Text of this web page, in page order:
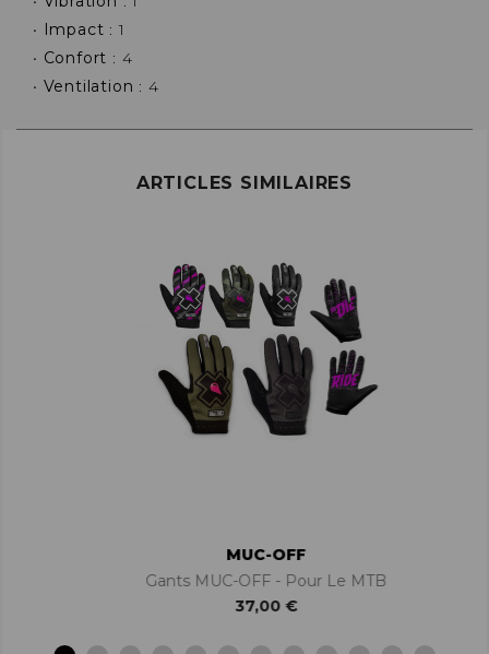
• Impact : 1
• Confort : 4
• Ventilation : 4
ARTICLES SIMILAIRES
MUC-OFF
Gants MUC-OFF - Pour Le MTB
37,00 €